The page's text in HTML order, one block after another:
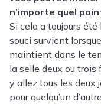
n’importe quel
Si cela a toujours été
souci survient
maintient dans le
la selle deux ou
y allez tous les deux
pour quelqu’un